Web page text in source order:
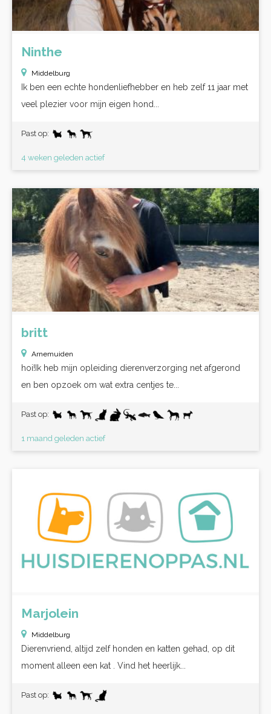
Ninthe
Middelburg
Ik ben een echte hondenliefhebber en heb zelf 11 jaar met
veel plezier voor mijn eigen hond...
Past op:
4 weken geleden actief
britt
Arnemuiden
hoi!Ik heb mijn opleiding dierenverzorging net afgerond
en ben opzoek om wat extra centjes te...
Past op:
1 maand geleden actief
Marjolein
Middelburg
Dierenvriend, altijd zelf honden en katten gehad, op dit
moment alleen een kat . Vind het heerlijk...
Past op: